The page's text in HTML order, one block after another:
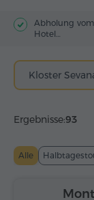
Abholung vom
Hotel
Kloster
Ergebnisse:93
Alle